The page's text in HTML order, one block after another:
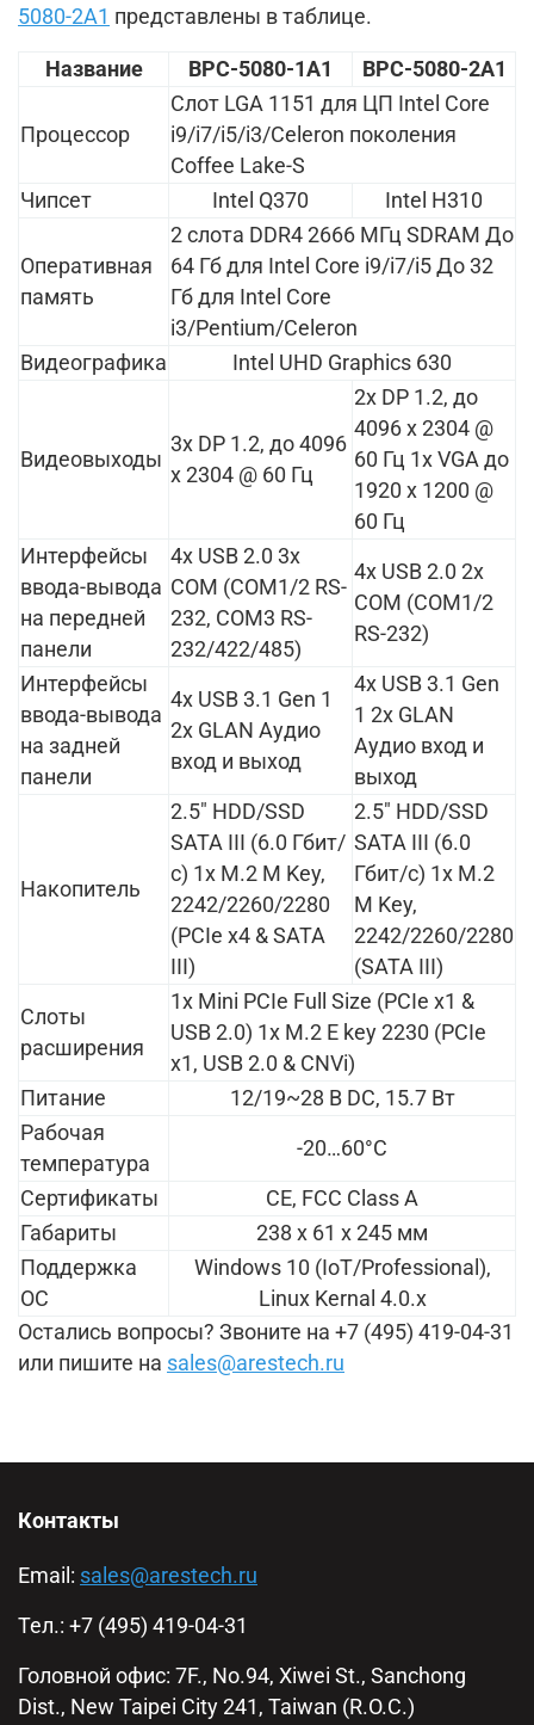
5080-2A1 представлены в таблице.
Название BPC-5080-1A1 BPC-5080-2A1
Процессор
Слот LGA 1151 для ЦП Intel Core
i9/i7/i5/i3/Celeron поколения
Coffee Lake-S
Чипсет
Intel Q370 Intel H310
Оперативная
память
2 слота DDR4 2666 МГц SDRAM До
64 Гб для Intel Core i9/i7/i5 До 32
Гб для Intel Core
i3/Pentium/Celeron
Видеографика
Intel UHD Graphics 630
Видеовыходы
3x DP 1.2, до 4096
x 2304 @ 60 Гц
2x DP 1.2, до
4096 x 2304 @
60 Гц 1x VGA до
1920 x 1200 @
60 Гц
Интерфейсы
ввода-вывода
на передней
панели
4x USB 2.0 3x
COM (COM1/2 RS-
232, COM3 RS-
232/422/485)
4x USB 2.0 2x
COM (COM1/2
RS-232)
Интерфейсы
ввода-вывода
на задней
панели
4x USB 3.1 Gen 1
2x GLAN Аудио
вход и выход
4x USB 3.1 Gen
1 2x GLAN
Аудио вход и
выход
Накопитель
2.5" HDD/SSD
SATA III (6.0 Гбит/
с) 1x M.2 M Key,
2242/2260/2280
(PCIe x4 & SATA
III)
2.5" HDD/SSD
SATA III (6.0
Гбит/с) 1x M.2
M Key,
2242/2260/2280
(SATA III)
Слоты
расширения
1x Mini PCIe Full Size (PCIe x1 &
USB 2.0) 1x M.2 E key 2230 (PCIe
x1, USB 2.0 & CNVi)
Питание
12/19~28 В DC, 15.7 Вт
Рабочая
температура
-20…60°C
Сертификаты
CE, FCC Class A
Габариты
238 x 61 x 245 мм
Поддержка
ОС
Windows 10 (IoT/Professional),
Linux Kernal 4.0.x
Остались вопросы? Звоните на +7 (495) 419-04-31
или пишите на sales@arestech.ru
Контакты
Email: sales@arestech.ru
Тел.: +7 (495) 419-04-31
Головной офис: 7F., No.94, Xiwei St., Sanchong
Dist., New Taipei City 241, Taiwan (R.O.C.)